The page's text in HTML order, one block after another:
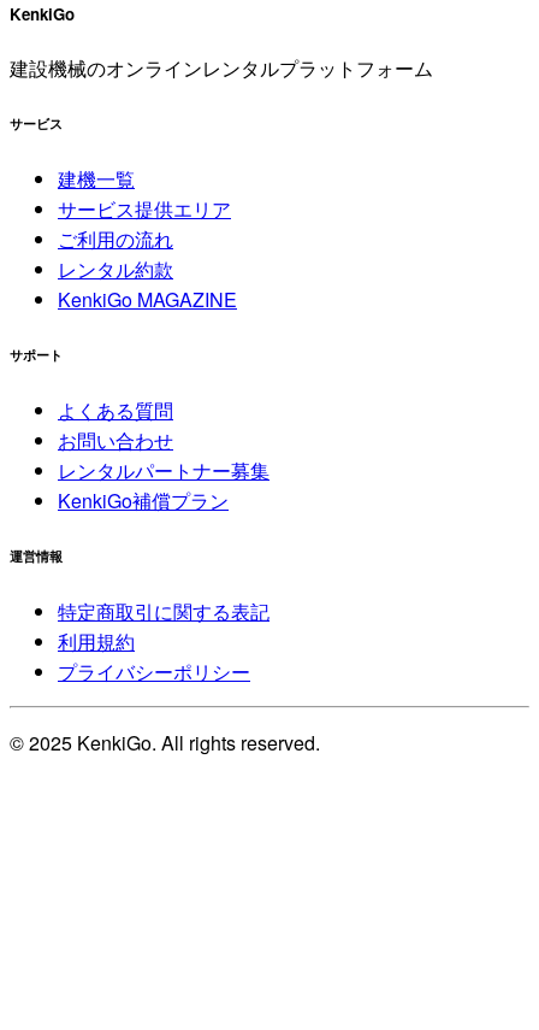
KenkiGo
建設機械のオンラインレンタルプラットフォーム
サービス
建機一覧
サービス提供エリア
ご利用の流れ
レンタル約款
KenkiGo MAGAZINE
サポート
よくある質問
お問い合わせ
レンタルパートナー募集
KenkiGo補償プラン
運営情報
特定商取引に関する表記
利用規約
プライバシーポリシー
© 2025 KenkiGo. All rights reserved.